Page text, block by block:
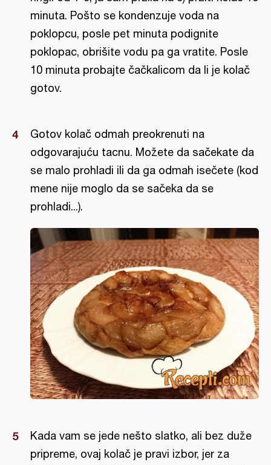
minuta. Pošto se kondenzuje voda na
poklopcu, posle pet minuta podignite
poklopac, obrišite vodu pa ga vratite. Posle
10 minuta probajte čačkalicom da li je kolač
gotov.
Gotov kolač odmah preokrenuti na
odgovarajuću tacnu. Možete da sačekate da
se malo prohladi ili da ga odmah isečete (kod
mene nije moglo da se sačeka da se
prohladi...).
Kada vam se jede nešto slatko, ali bez duže
pripreme, ovaj kolač je pravi izbor, jer za